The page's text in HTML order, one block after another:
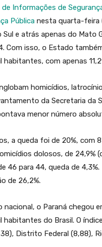
Informações de
Pública nesta quarta-feira
Sul e atrás apenas do Mato
Com isso, o Estado
com apenas
homicídios,
da Secretaria da
menor número
a queda foi de 20%, com
dolosos, de 24,9%
46 para 44, queda de
de 26,2%.
o Paraná chegou
do Brasil. O
Distrito Federal (8,88),